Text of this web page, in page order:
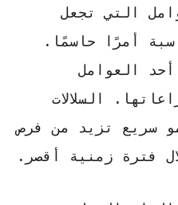
التي تجعل
أمرًا حاسمًا.
العوامل
السلالات
سريع تزيد من فرص
فترة زمنية أقصر.